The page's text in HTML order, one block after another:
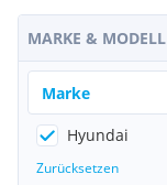
MARKE & MODELL
Marke
Hyundai
Zurücksetzen